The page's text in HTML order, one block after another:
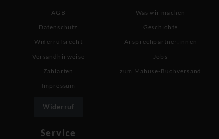
AGB
Datenschutz
Widerrufsrecht
Versandhinweise
Zahlarten
Impressum
Widerruf
Was wir machen
Geschichte
Ansprechpartner:innen
Jobs
zum Mabuse-Buchversand
Service